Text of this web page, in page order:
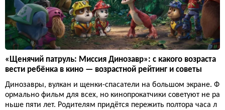
«Щенячий патруль: Миссия Динозавр»: с какого возраста
вести ребёнка в кино — возрастной рейтинг и советы
Динозавры, вулкан и щенки-спасатели на большом экране. Ф
ормально фильм для всех, но кинопрокатчики советуют не ра
ньше пяти лет. Родителям придётся пережить полтора часа л